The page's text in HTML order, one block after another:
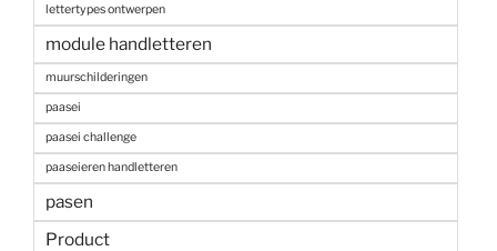
lettertypes ontwerpen
module handletteren
muurschilderingen
paasei
paasei challenge
paaseieren handletteren
pasen
Product